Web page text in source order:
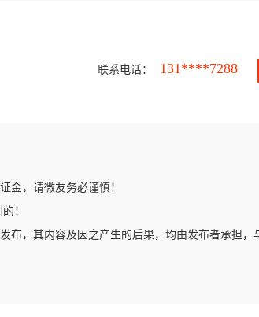
联系电话： 131****7288
金，请微友务必谨慎！
！
布，其内容及因之产生的后果，均由发布者承担，